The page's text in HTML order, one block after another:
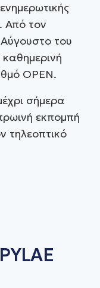
Από τον
του
OPEN.
σήμερα
εκπομπή